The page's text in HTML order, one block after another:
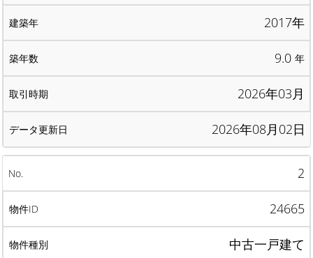
2017年
9.0 年
2026年03月
2026年08月02日
2
24665
中古一戸建て